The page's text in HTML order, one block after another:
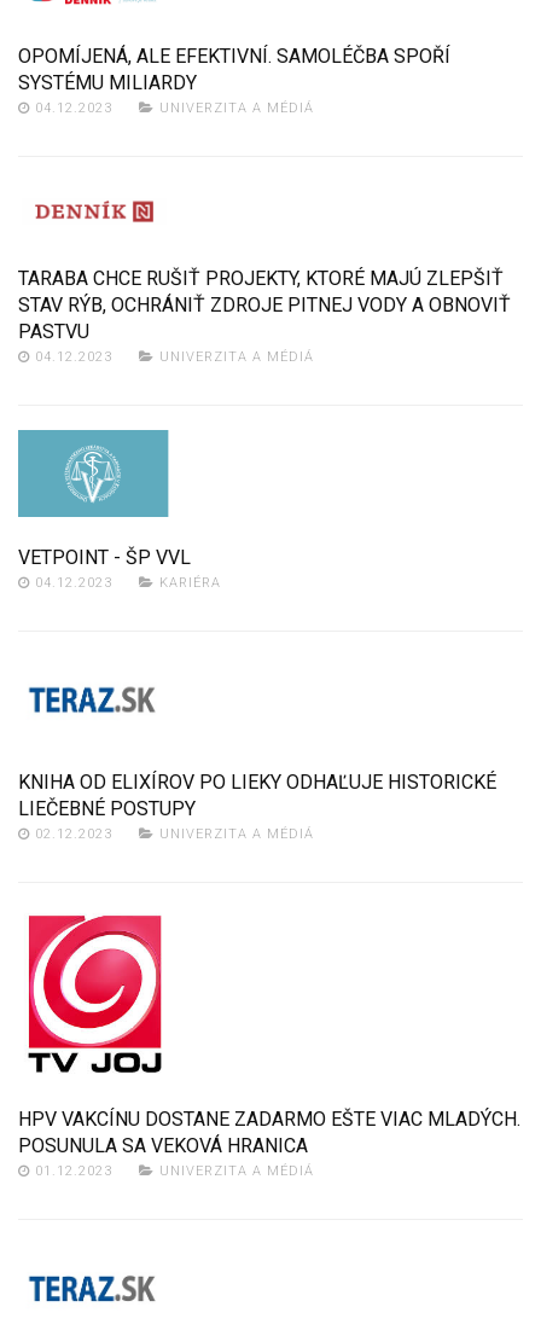
OPOMÍJENÁ, ALE EFEKTIVNÍ. SAMOLÉČBA SPOŘÍ
SYSTÉMU MILIARDY
04.12.2023 UNIVERZITA A MÉDIÁ
TARABA CHCE RUŠIŤ PROJEKTY, KTORÉ MAJÚ ZLEPŠIŤ
STAV RÝB, OCHRÁNIŤ ZDROJE PITNEJ VODY A OBNOVIŤ
PASTVU
04.12.2023 UNIVERZITA A MÉDIÁ
VETPOINT - ŠP VVL
04.12.2023 KARIÉRA
KNIHA OD ELIXÍROV PO LIEKY ODHAĽUJE HISTORICKÉ
LIEČEBNÉ POSTUPY
02.12.2023 UNIVERZITA A MÉDIÁ
HPV VAKCÍNU DOSTANE ZADARMO EŠTE VIAC MLADÝCH.
POSUNULA SA VEKOVÁ HRANICA
01.12.2023 UNIVERZITA A MÉDIÁ